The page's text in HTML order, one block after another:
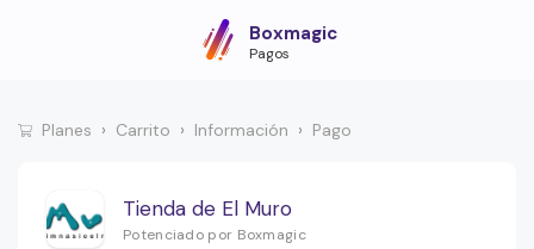
Boxmagic
Pagos
Planes Carrito Información Pago
Tienda de El Muro
Potenciado por Boxmagic